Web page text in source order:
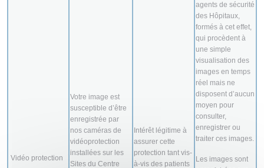
Vidéo protection
Votre image est
susceptible d’être
enregistrée par
nos caméras de
vidéoprotection
installées sur les
Sites du Centre
Intérêt légitime à
assurer cette
protection tant vis-
à-vis des patients
agents de sécurité
des Hôpitaux,
formés à cet effet,
qui procèdent à
une simple
visualisation des
images en temps
réel mais ne
disposent d’aucun
moyen pour
consulter,
enregistrer ou
traiter ces images.
Les images sont